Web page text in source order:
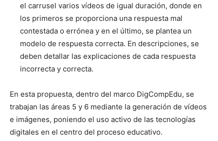
el carrusel varios vídeos de igual duración, donde en
los primeros se proporciona una respuesta mal
contestada o errónea y en el último, se plantea un
modelo de respuesta correcta. En descripciones, se
deben detallar las explicaciones de cada respuesta
incorrecta y correcta.
En esta propuesta, dentro del marco DigCompEdu, se
trabajan las áreas 5 y 6 mediante la generación de vídeos
e imágenes, poniendo el uso activo de las tecnologías
digitales en el centro del proceso educativo.